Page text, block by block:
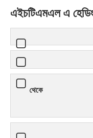
এইচটিএমএল এ
থেকে